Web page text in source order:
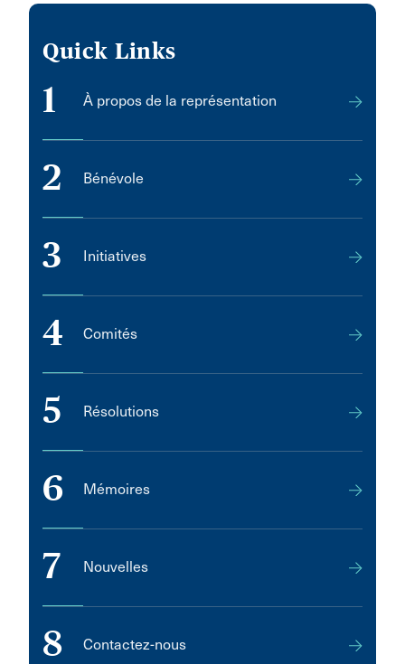
Quick Links
1 À propos de la représentation
2 Bénévole
3 Initiatives
4 Comités
5 Résolutions
6 Mémoires
7 Nouvelles
8 Contactez-nous